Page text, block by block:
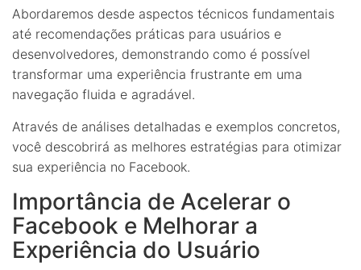
Abordaremos desde aspectos técnicos fundamentais
até recomendações práticas para usuários e
desenvolvedores, demonstrando como é possível
transformar uma experiência frustrante em uma
navegação fluida e agradável.
Através de análises detalhadas e exemplos concretos,
você descobrirá as melhores estratégias para otimizar
sua experiência no Facebook.
Importância de Acelerar o
Facebook e Melhorar a
Experiência do Usuário